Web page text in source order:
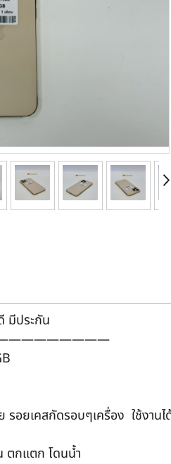
มีประกัน
รอยเคสกัดรอบๆเครื่อง ใช้งา
ตกแตก โดนน้ำ